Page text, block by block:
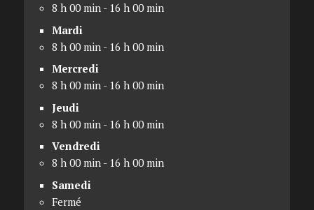
8 h 00 min - 16 h 00 min
Mardi
8 h 00 min - 16 h 00 min
Mercredi
8 h 00 min - 16 h 00 min
Jeudi
8 h 00 min - 16 h 00 min
Vendredi
8 h 00 min - 16 h 00 min
Samedi
Fermé